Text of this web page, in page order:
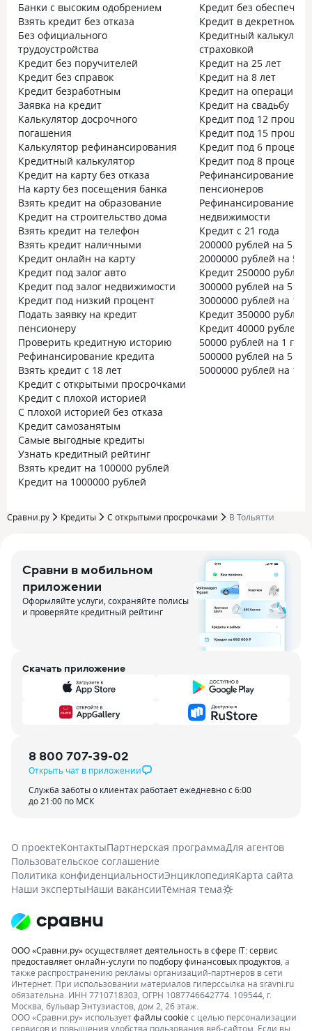
Банки с высоким одобрением
Взять кредит без отказа
Без официального
трудоустройства
Кредит без поручителей
Кредит без справок
Кредит безработным
Заявка на кредит
Калькулятор досрочного
погашения
Калькулятор рефинансирования
Кредитный калькулятор
Кредит на карту без отказа
На карту без посещения банка
Взять кредит на образование
Кредит на строительство дома
Взять кредит на телефон
Взять кредит наличными
Кредит онлайн на карту
Кредит под залог авто
Кредит под залог недвижимости
Кредит под низкий процент
Подать заявку на кредит
пенсионеру
Проверить кредитную историю
Рефинансирование кредита
Взять кредит с 18 лет
Кредит с открытыми просрочками
Кредит с плохой историей
С плохой историей без отказа
Кредит самозанятым
Самые выгодные кредиты
Узнать кредитный рейтинг
Взять кредит на 100000 рублей
Кредит на 1000000 рублей
Кредит без
Кредит в декретном
Кредитный
страховкой
Кредит на 25 лет
Кредит на 8 лет
Кредит на операцию
Кредит на свадьбу
Кредит под 12
Кредит под 15
Кредит под 6
Кредит под 8
Рефинансирование
пенсионеров
Рефинансирование
недвижимости
Кредит с 21 года
200000 рублей на 5 лет
2000000 рублей на 5
Кредит 250000 рублей
300000 рублей на 5 лет
3000000 рублей на 10
Кредит 350000 рублей
Кредит 40000 рублей
50000 рублей на 1 год
500000 рублей на 5 лет
5000000 рублей на 10
Сравни.ру Кредиты С открытыми просрочками В Тольятти
Сравни в мобильном
приложении
Оформляйте услуги, сохраняйте полисы
и проверяйте кредитный рейтинг
Скачать приложение
8 800 707-39-02
Открыть чат в приложении
Служба заботы о клиентах работает ежедневно с 6:00
до 21:00 по МСК
О проектеКонтактыПартнерская программаДля агентов
Пользовательское соглашение
Политика конфиденциальностиЭнциклопедияКарта сайта
Наши экспертыНаши вакансииТёмная тема
ООО «Сравни.ру» осуществляет деятельность в сфере IT: сервис
предоставляет онлайн-услуги по подбору финансовых продуктов, а
также распространению рекламы организаций-партнеров в сети
Интернет. При использовании материалов гиперссылка на sravni.ru
обязательна. ИНН 7710718303, ОГРН 1087746642774. 109544, г.
Москва, бульвар Энтузиастов, дом 2, 26 этаж.
ООО «Сравни.ру» используетфайлы cookieс целью персонализации
сервисов и повышения удобства пользования веб-сайтом. Если вы